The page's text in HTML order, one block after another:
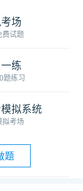
场
费试题
练
题练习
拟系统
拟考场
题